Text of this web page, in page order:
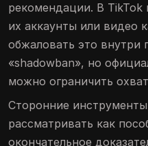
рекомендации. В TikTok
их аккаунты или видео
обжаловать это внутри
«shadowban», но
можно ограничить
Сторонние
рассматривать как
окончательное